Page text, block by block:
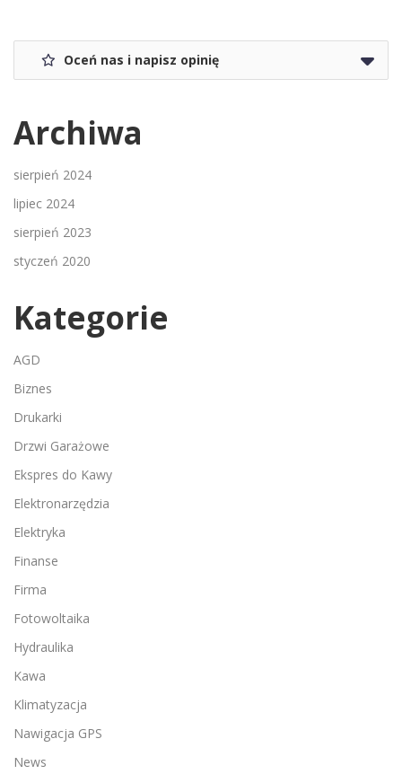
Oceń nas i napisz opinię
Archiwa
sierpień 2024
lipiec 2024
sierpień 2023
styczeń 2020
Kategorie
AGD
Biznes
Drukarki
Drzwi Garażowe
Ekspres do Kawy
Elektronarzędzia
Elektryka
Finanse
Firma
Fotowoltaika
Hydraulika
Kawa
Klimatyzacja
Nawigacja GPS
News